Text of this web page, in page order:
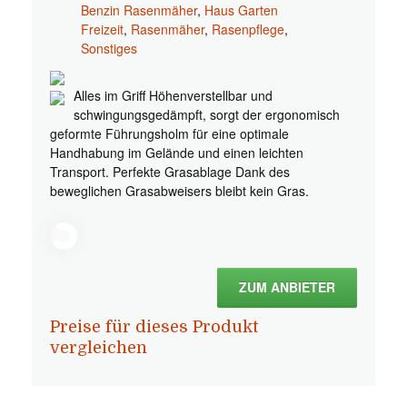
Benzin Rasenmäher, Haus Garten
Freizeit, Rasenmäher, Rasenpflege,
Sonstiges
Alles im Griff Höhenverstellbar und
schwingungsgedämpft, sorgt der ergonomisch
geformte Führungsholm für eine optimale
Handhabung im Gelände und einen leichten
Transport. Perfekte Grasablage Dank des
beweglichen Grasabweisers bleibt kein Gras.
ZUM ANBIETER
Preise für dieses Produkt
vergleichen